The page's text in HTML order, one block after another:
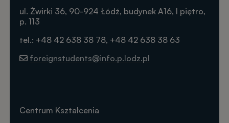
ul. Żwirki 36, 90-924 Łódź, budynek A16, I piętro,
p. 113
tel.: +48 42 638 38 78, +48 42 638 38 63
foreignstudents@info.p.lodz.pl
Centrum Kształcenia